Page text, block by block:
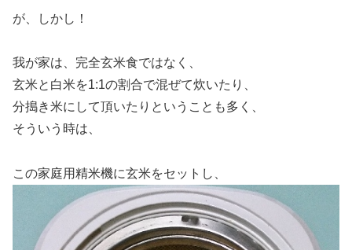
が、しかし！
我が家は、完全玄米食ではなく、
玄米と白米を1:1の割合で混ぜて炊いたり、
分搗き米にして頂いたりということも多く、
そういう時は、
この家庭用精米機に玄米をセットし、